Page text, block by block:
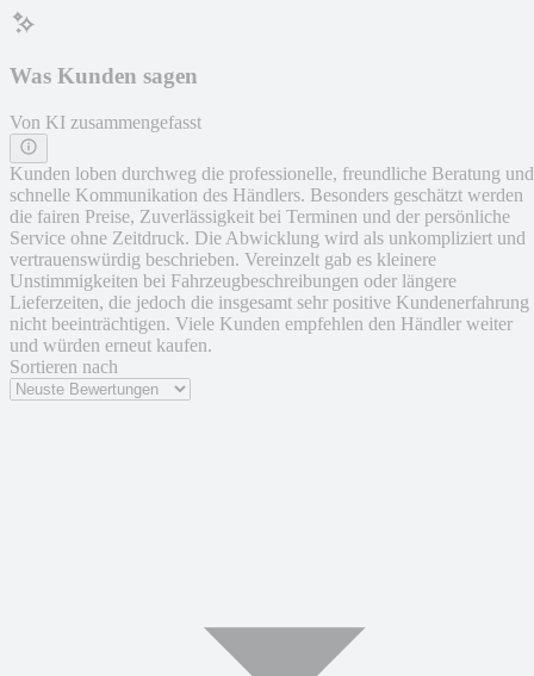
Was Kunden sagen
Von KI zusammengefasst
Kunden loben durchweg die professionelle, freundliche Beratung und
schnelle Kommunikation des Händlers. Besonders geschätzt werden
die fairen Preise, Zuverlässigkeit bei Terminen und der persönliche
Service ohne Zeitdruck. Die Abwicklung wird als unkompliziert und
vertrauenswürdig beschrieben. Vereinzelt gab es kleinere
Unstimmigkeiten bei Fahrzeugbeschreibungen oder längere
Lieferzeiten, die jedoch die insgesamt sehr positive Kundenerfahrung
nicht beeinträchtigen. Viele Kunden empfehlen den Händler weiter
und würden erneut kaufen.
Sortieren nach